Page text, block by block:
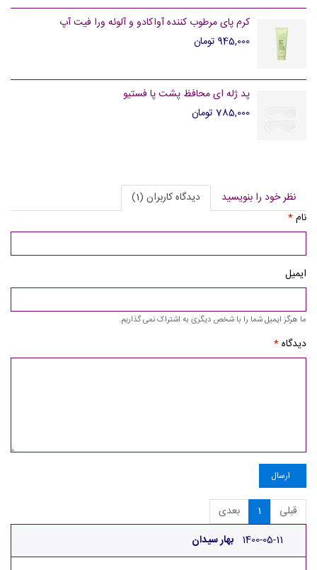
کرم پای مرطوب کننده آواکادو و آلوئه ورا فیت آپ
945,000 تومان
پد ژله ای محافظ پشت پا فستیو
785,000 تومان
نظر خود را بنویسید
دیدگاه کاربران (1)
نام*
ایمیل
ما هرگز ایمیل شما را با شخص دیگری به اشتراک نمی گذاریم.
دیدگاه*
ارسال
قبلی 1
بعدی
بهار سیدان 1400-05-11